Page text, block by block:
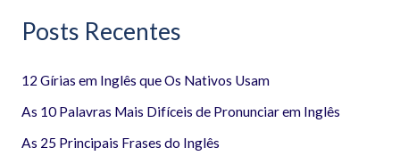
u
s
a
r
Posts Recentes
12 Gírias em Inglês que Os Nativos Usam
As 10 Palavras Mais Difíceis de Pronunciar em Inglês
As 25 Principais Frases do Inglês